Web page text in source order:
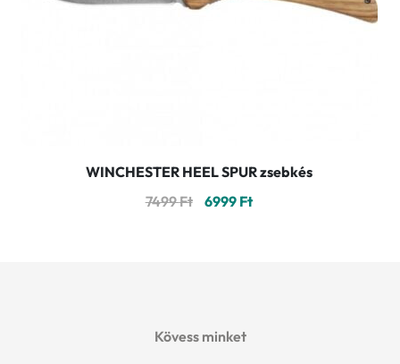
WINCHESTER HEEL SPUR zsebkés
7499Ft Original
6999 FtCurrent
Kövess minket